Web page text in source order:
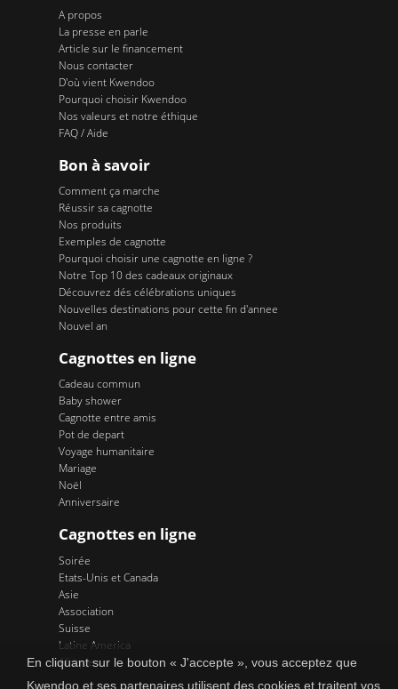
A propos
La presse en parle
Article sur le financement
Nous contacter
D'où vient Kwendoo
Pourquoi choisir Kwendoo
Nos valeurs et notre éthique
FAQ / Aide
Bon à savoir
Comment ça marche
Réussir sa cagnotte
Nos produits
Exemples de cagnotte
Pourquoi choisir une cagnotte en ligne ?
Notre Top 10 des cadeaux originaux
Découvrez dés célébrations uniques
Nouvelles destinations pour cette fin d'annee
Nouvel an
Cagnottes en ligne
Cadeau commun
Baby shower
Cagnotte entre amis
Pot de depart
Voyage humanitaire
Mariage
Noël
Anniversaire
Cagnottes en ligne
Soirée
Etats-Unis et Canada
Asie
Association
Suisse
Latine America
Afrique
En cliquant sur le bouton « J'accepte », vous acceptez que
Kwendoo et ses partenaires utilisent des cookies et traitent vos